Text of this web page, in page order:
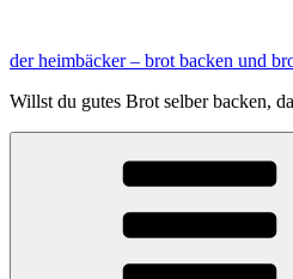
springen
der heimbäcker – brot backen und
Willst du gutes Brot selber backen,